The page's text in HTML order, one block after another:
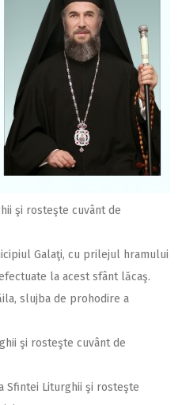
şi rosteşte cuvânt de
Galaţi, cu prilejul hramului
la acest sfânt lăcaş.
slujba de prohodire a
şi rosteşte cuvânt de
Sfintei Liturghii şi rosteşte